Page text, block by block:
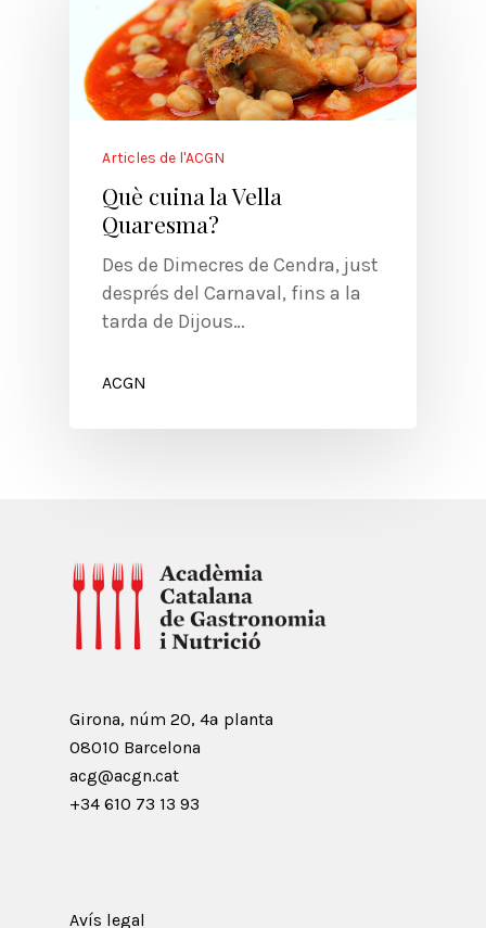
Articles de l'ACGN
Què cuina la Vella
Quaresma?
Des de Dimecres de Cendra, just
després del Carnaval, fins a la
tarda de Dijous…
ACGN
Girona, núm 20, 4ª planta
08010 Barcelona
acg@acgn.cat
+34 610 73 13 93
Avís legal